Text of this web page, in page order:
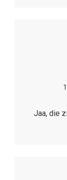
Jaa, die